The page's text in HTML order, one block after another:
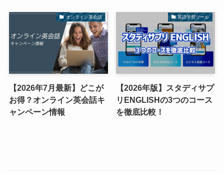
オンライン英会話
【2026年7月最新】どこが
お得？オンライン英会話キ
ャンペーン情報
英語学習ツール
【2026年版】スタディサプ
リENGLISHの3つのコース
を徹底比較！